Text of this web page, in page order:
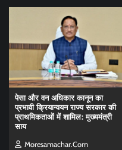
पेसा और वन अधिकार कानून का
प्रभावी क्रियान्वयन राज्य सरकार की
प्राथमिकताओं में शामिल: मुख्यमंत्री
साय
Moresamachar.com